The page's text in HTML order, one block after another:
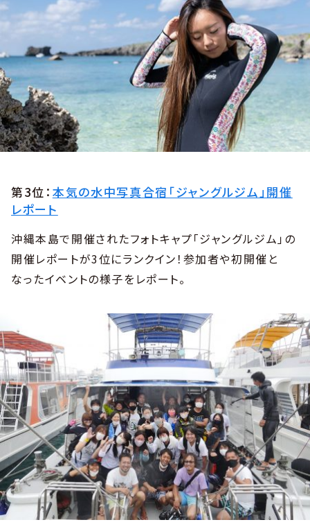
第3位： 本気の水中写真合宿「ジャングルジム」開催
レポート
沖縄本島で開催されたフォトキャプ「ジャングルジム」の
開催レポートが3位にランクイン！参加者や初開催と
なったイベントの様子をレポート。